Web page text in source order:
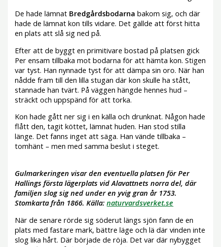
De hade lämnat Bredgårdsbodarna bakom sig, och där
hade de lämnat kon tills vidare. Det gällde att först hitta
en plats att slå sig ned på.
Efter att de byggt en primitivare bostad på platsen gick
Per ensam tillbaka mot bodarna för att hämta kon. Stigen
var tyst. Han nynnade tyst för att dämpa sin oro. När han
nådde fram till den lilla stugan där kon skulle ha stått,
stannade han tvärt. På väggen hängde hennes hud –
sträckt och uppspänd för att torka.
Kon hade gått ner sig i en källa och drunknat. Någon hade
flått den, tagit köttet, lämnat huden. Han stod stilla
länge. Det fanns inget att säga. Han vände tillbaka –
tomhänt – men med samma beslut i steget.
Gulmarkeringen visar den eventuella platsen för Per
Hallings första lägerplats vid Alavattnets norra del, där
familjen slog sig ned under en yvig gran år 1753.
Stomkarta från 1866. Källa:naturvardsverket.se
När de senare rörde sig söderut längs sjön fann de en
plats med fastare mark, bättre läge och lä där vinden inte
slog lika hårt. Där började de röja. Det var där nybygget